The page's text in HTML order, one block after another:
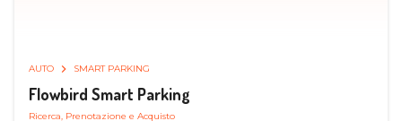
AUTO SMART PARKING
Flowbird Smart Parking
Ricerca, Prenotazione e Acquisto